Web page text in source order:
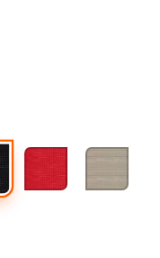
Malla
Roja
Malla
Beige